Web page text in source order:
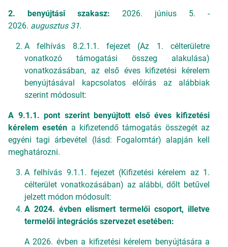
2. benyújtási szakasz: 2026. június 5. -
2026. augusztus 31.
A felhívás 8.2.1.1. fejezet (Az 1. célterületre
vonatkozó támogatási összeg alakulása)
vonatkozásában, az első éves kifizetési kérelem
benyújtásával kapcsolatos előírás az alábbiak
szerint módosult:
A 9.1.1. pont szerint benyújtott első éves kifizetési
kérelem esetén a kifizetendő támogatás összegét az
egyéni tagi árbevétel (lásd: Fogalomtár) alapján kell
meghatározni.
A felhívás 9.1.1. fejezet (Kifizetési kérelem az 1.
célterület vonatkozásában) az alábbi, dőlt betűvel
jelzett módon módosult:
A 2024. évben elismert termelői csoport, illetve
termelői integrációs szervezet esetében:
A 2026. évben a kifizetési kérelem benyújtására a